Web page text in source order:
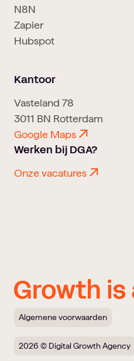
N8N
Zapier
Hubspot
Kantoor
Vasteland 78
3011 BN Rotterdam
Google Maps
Werken bij DGA?
Onze vacatures
Algemene voorwaarden
2026 © Digital Growth Agency